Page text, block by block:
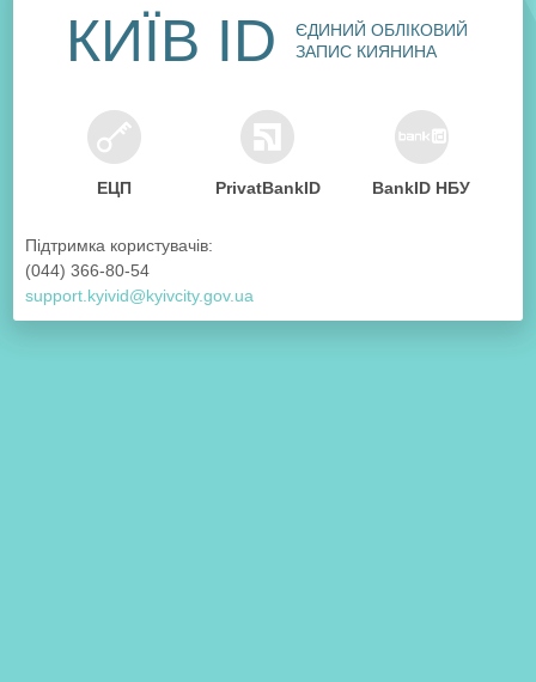
КИЇВ ID
ЄДИНИЙ ОБЛІКОВИЙ
ЗАПИС КИЯНИНА
ЕЦП PrivatBankID BankID НБУ
Підтримка користувачів:
(044) 366-80-54
support.kyivid@kyivcity.gov.ua